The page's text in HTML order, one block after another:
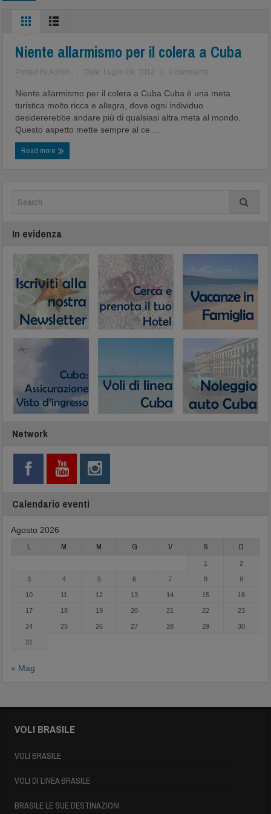
Niente allarmismo per il colera a Cuba
Posted by Admin Date: Luglio 09, 2012 0 comments
Niente allarmismo per il colera a Cuba Cuba è una meta
turistica molto ricca e allegra, dove ogni individuo
desidererebbe andare più di qualsiasi altra meta al mondo.
Questo aspetto mette sempre al ce ...
Read more
In evidenza
Network
Calendario eventi
Agosto 2026
L M M G V S D
1 2
3 4 5 6 7 8 9
10 11 12 13 14 15 16
17 18 19 20 21 22 23
24 25 26 27 28 29 30
31
« Mag
VOLI BRASILE
VOLI BRASILE
VOLI DI LINEA BRASILE
BRASILE LE SUE DESTINAZIONI